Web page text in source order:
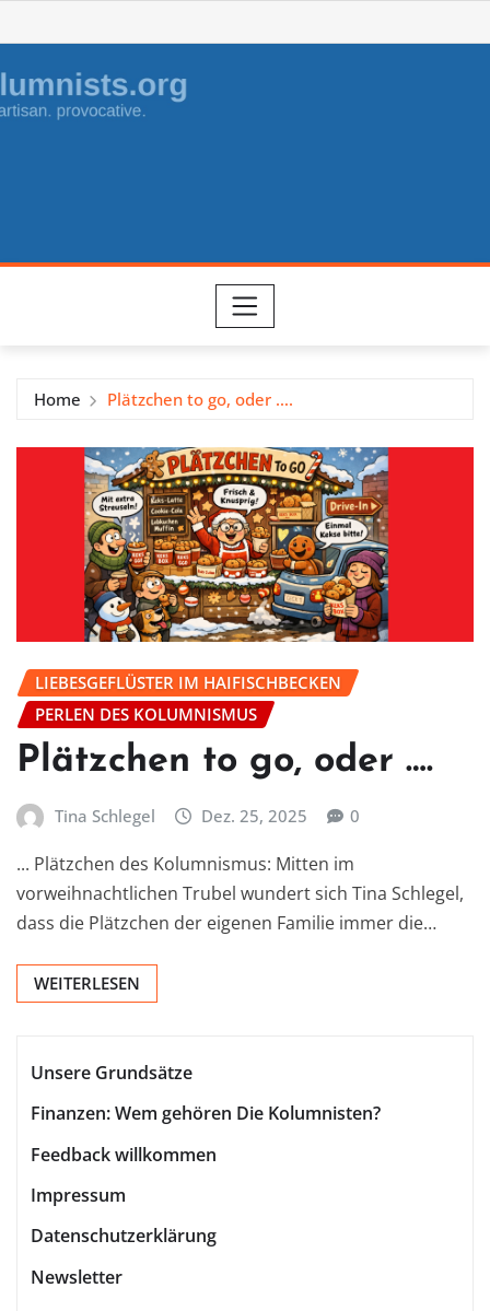
to
content
Home Plätzchen to go, oder ….
LIEBESGEFLÜSTER IM HAIFISCHBECKEN
PERLEN DES KOLUMNISMUS
Plätzchen to go, oder ….
Tina Schlegel Dez. 25, 2025 0
... Plätzchen des Kolumnismus: Mitten im
vorweihnachtlichen Trubel wundert sich Tina Schlegel,
dass die Plätzchen der eigenen Familie immer die…
WEITERLESEN
Unsere Grundsätze
Finanzen: Wem gehören Die Kolumnisten?
Feedback willkommen
Impressum
Datenschutzerklärung
Newsletter